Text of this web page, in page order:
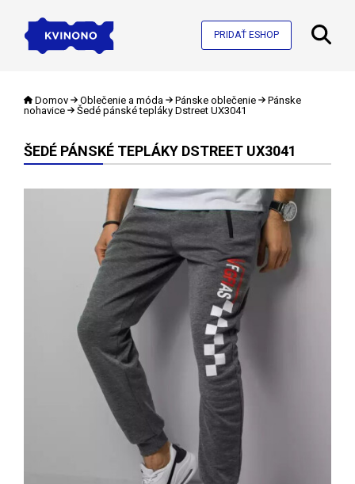
PRIDAŤ ESHOP
Domov Oblečenie a móda Pánske oblečenie
Pánske
nohavice
Šedé pánské tepláky Dstreet UX3041
ŠEDÉ PÁNSKÉ TEPLÁKY DSTREET UX3041